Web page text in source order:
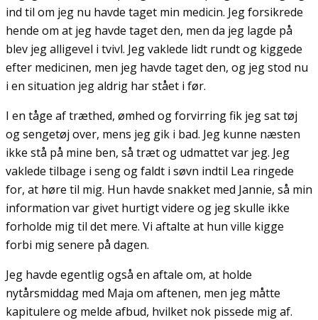
ind til om jeg nu havde taget min medicin. Jeg forsikrede
hende om at jeg havde taget den, men da jeg lagde på
blev jeg alligevel i tvivl. Jeg vaklede lidt rundt og kiggede
efter medicinen, men jeg havde taget den, og jeg stod nu
i en situation jeg aldrig har stået i før.
I en tåge af træthed, ømhed og forvirring fik jeg sat tøj
og sengetøj over, mens jeg gik i bad. Jeg kunne næsten
ikke stå på mine ben, så træt og udmattet var jeg. Jeg
vaklede tilbage i seng og faldt i søvn indtil Lea ringede
for, at høre til mig. Hun havde snakket med Jannie, så min
information var givet hurtigt videre og jeg skulle ikke
forholde mig til det mere. Vi aftalte at hun ville kigge
forbi mig senere på dagen.
Jeg havde egentlig også en aftale om, at holde
nytårsmiddag med Maja om aftenen, men jeg måtte
kapitulere og melde afbud, hvilket nok pissede mig af.